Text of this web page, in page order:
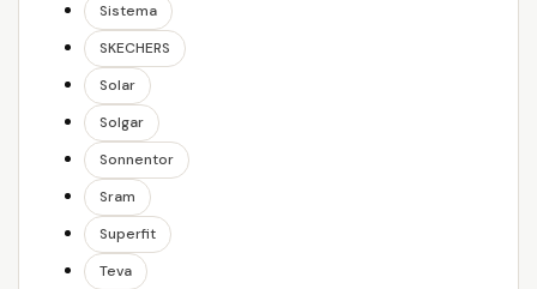
Sistema
SKECHERS
Solar
Solgar
Sonnentor
Sram
Superfit
Teva